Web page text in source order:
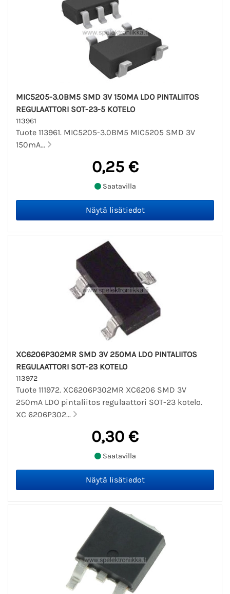
MIC5205-3.0BM5 SMD 3V 150MA LDO PINTALIITOS
REGULAATTORI SOT-23-5 KOTELO
113961
Tuote 113961. MIC5205-3.0BM5 MIC5205 SMD 3V
150mA...
0,25 €
Saatavilla
XC6206P302MR SMD 3V 250MA LDO PINTALIITOS
REGULAATTORI SOT-23 KOTELO
113972
Tuote 111972. XC6206P302MR XC6206 SMD 3V
250mA LDO pintaliitos regulaattori SOT-23 kotelo.
XC 6206P302...
0,30 €
Saatavilla